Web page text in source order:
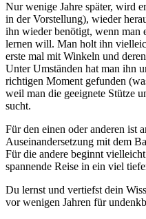
Nur wenige Jahre später, wird
in der Vorstellung), wieder
ihn wieder benötigt, wenn man
lernen will. Man holt ihn
erste mal mit Winkeln und
Unter Umständen hat man ihn
richtigen Moment gefunden
weil man die geeignete Stütze
sucht.
Für den einen oder anderen ist
Auseinandersetzung mit dem
Für die andere beginnt
spannende Reise in ein viel
Du lernst und vertiefst dein
vor wenigen Jahren für